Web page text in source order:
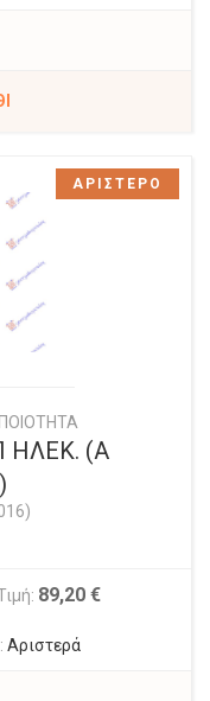
ΗΛΕΚ. (Α
89,20 €
Αριστερά
ΑΡΙΣΤΕΡΟ